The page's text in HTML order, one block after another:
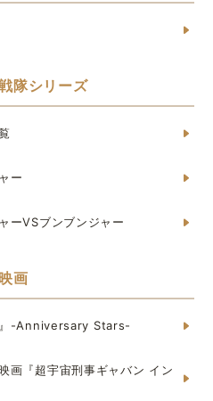
隊シリーズ
ー
ーVSブンブンジャー
映画
』-Anniversary Stars-
画『超宇宙刑事ギャバン イン